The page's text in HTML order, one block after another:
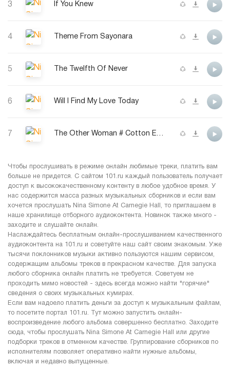
3 If You Knew
4 Theme From Sayonara
5 The Twelfth Of Never
6 Will I Find My Love Today
7 The Other Woman # Cotton Eyed Joe
Чтобы прослушивать в режиме онлайн любимые треки, платить вам
больше не придется. С сайтом 101.ru каждый пользователь получает
доступ к высококачественному контенту в любое удобное время. У
нас содержится масса разных музыкальных сборников и если вам
хочется прослушать Nina Simone At Carnegie Hall, то приглашаем в
наше хранилище отборного аудиоконтента. Новинок также много -
заходите и слушайте онлайн.
Наслаждайтесь бесплатным онлайн-прослушиванием качественного
аудиоконтента на 101.ru и советуйте наш сайт своим знакомым. Уже
тысячи поклонников музыки активно пользуются нашим сервисом,
содержащим альбомы треков в прекрасном качестве. Для запуска
любого сборника онлайн платить не требуется. Советуем не
проходить мимо новостей - здесь всегда можно найти "горячие"
сведения о своих музыкальных кумирах.
Если вам надоело платить деньги за доступ к музыкальным файлам,
то посетите портал 101.ru. Тут можно запустить онлайн-
воспроизведение любого альбома совершенно бесплатно. Заходите
сюда, чтобы прослушать Nina Simone At Carnegie Hall или другие
подборки треков в отменном качестве. Группирование сборников по
исполнителям позволяет оперативно найти нужные альбомы,
включая и недавно выпущенные.